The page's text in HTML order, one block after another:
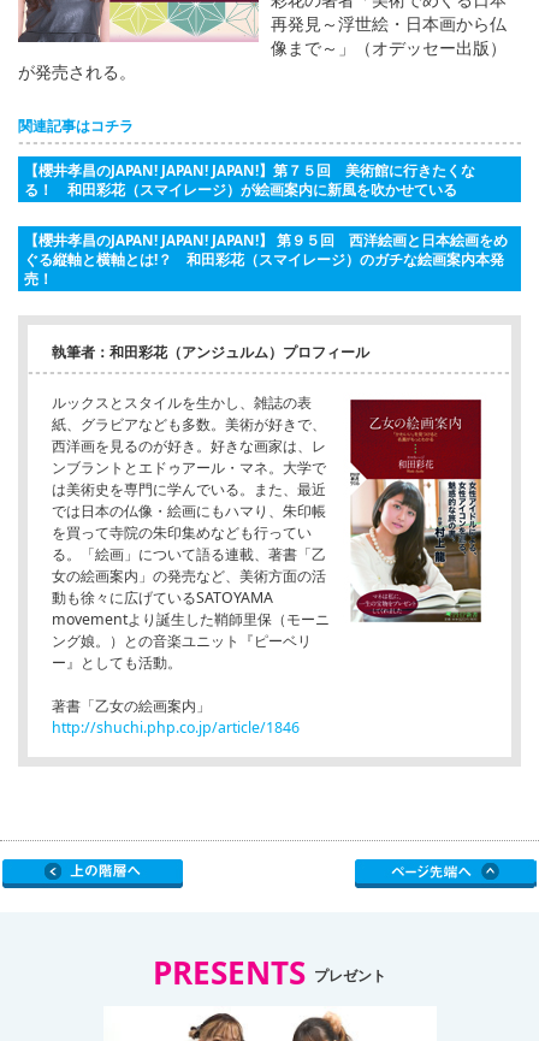
再発見～浮世絵・日本画から仏
像まで～」（オデッセー出版）
が発売される。
関連記事はコチラ
【櫻井孝昌のJAPAN! JAPAN! JAPAN!】第７５回 美術館に行きたくな
る！ 和田彩花（スマイレージ）が絵画案内に新風を吹かせている
【櫻井孝昌のJAPAN! JAPAN! JAPAN!】 第９５回 西洋絵画と日本絵画をめ
ぐる縦軸と横軸とは!？ 和田彩花（スマイレージ）のガチな絵画案内本発
売！
執筆者：和田彩花（アンジュルム）プロフィール
ルックスとスタイルを生かし、雑誌の表
紙、グラビアなども多数。美術が好きで、
西洋画を見るのが好き。好きな画家は、レ
ンブラントとエドゥアール・マネ。大学で
は美術史を専門に学んでいる。また、最近
では日本の仏像・絵画にもハマり、朱印帳
を買って寺院の朱印集めなども行ってい
る。「絵画」について語る連載、著書「乙
女の絵画案内」の発売など、美術方面の活
動も徐々に広げているSATOYAMA
movementより誕生した鞘師里保（モーニ
ング娘。）との音楽ユニット『ピーベリ
ー』としても活動。
著書「乙女の絵画案内」
http://shuchi.php.co.jp/article/1846
PRESENTS プレゼント